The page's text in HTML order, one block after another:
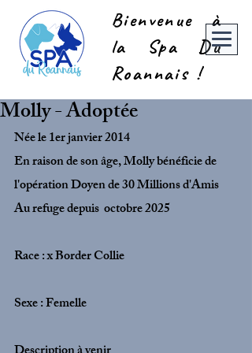
Bienvenue à
la Spa Du
Roannais !
Molly - Adoptée
Née le 1er janvier 2014
En raison de son âge, Molly bénéficie de
l'opération Doyen de 30 Millions d'Amis
Au refuge depuis  octobre 2025
Race : x Border Collie
Sexe : Femelle